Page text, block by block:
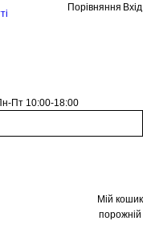
Порівняння Вхід
Пт 10:00-18:00
Мій кошик
порожній